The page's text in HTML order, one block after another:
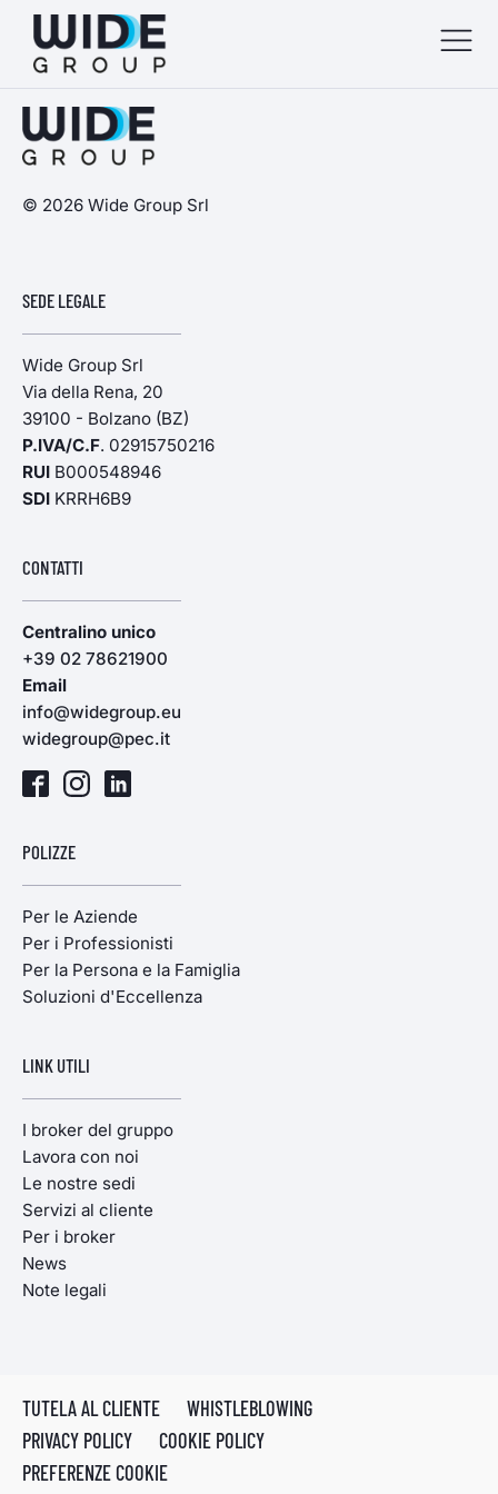
© 2026 Wide Group Srl
SEDE LEGALE
Wide Group Srl
Via della Rena, 20
39100 - Bolzano (BZ)
P.IVA/C.F. 02915750216
RUI B000548946
SDI KRRH6B9
CONTATTI
Centralino unico
+39 02 78621900
Email
info@widegroup.eu
widegroup@pec.it
POLIZZE
Per le Aziende
Per i Professionisti
Per la Persona e la Famiglia
Soluzioni d'Eccellenza
LINK UTILI
I broker del gruppo
Lavora con noi
Le nostre sedi
Servizi al cliente
Per i broker
News
Note legali
TUTELA AL CLIENTE
WHISTLEBLOWING
PRIVACY POLICY
COOKIE POLICY
PREFERENZE COOKIE